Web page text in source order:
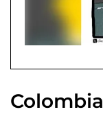
Colombia